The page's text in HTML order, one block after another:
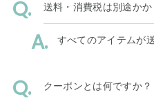
送料・消費税は別途かか
すべてのアイテムが
クーポンとは何ですか？